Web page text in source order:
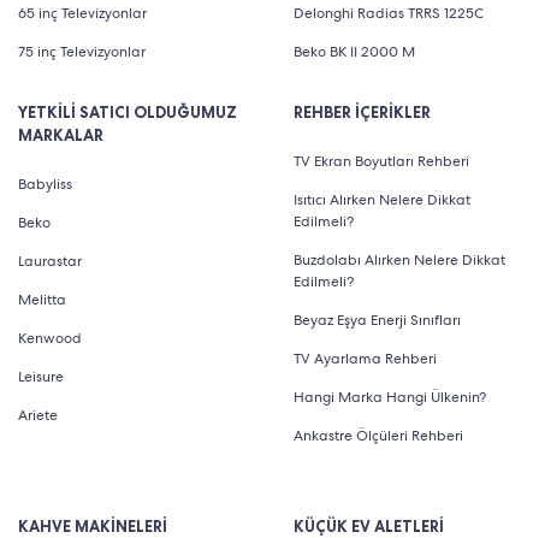
sıra kolay yıkanabilme özelliği de bulunur. Ancak
kullanımı biraz daha fazla efor gerektirir. Söz konusu
ürünler ile işletmelerde ya da evlerde pratik bir şekilde
içecek hazırlanabilir. İnce, ekstra ince, kalın, ekstra kalın
ya da orta taneli gibi ölçüm seçenekleri ile dünya
lezzetlerini evinize getirebilirsiniz.
Birbirinden farklı kahve çekirdeği öğütücü modelleri
vardır. Bu modellerin her birinin teknik özellikleri
aralıkları da merak edilir. Kahve öğütücü fiyatları,
65 inç Televizyonlar
75 inç Televizyonlar
YETKİLİ SATICI OLDUĞUMUZ
MARKALAR
Babyliss
Beko
Laurastar
Melitta
Kenwood
Leisure
Ariete
Delonghi Radias TRRS 1225C
Beko BK II 2000 M
REHBER İÇERİKLER
TV Ekran Boyutları Rehberi
Isıtıcı Alırken Nelere Dikkat
Edilmeli?
Buzdolabı Alırken Nelere Dikkat
Edilmeli?
Beyaz Eşya Enerji Sınıfları
TV Ayarlama Rehberi
Hangi Marka Hangi Ülkenin?
Ankastre Ölçüleri Rehberi
KAHVE MAKİNELERİ KÜÇÜK EV ALETLERİ